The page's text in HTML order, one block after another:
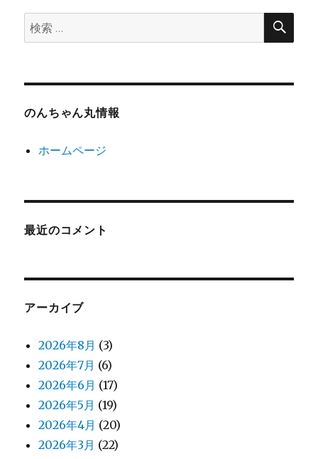
検
索:
検
のんちゃん丸情報
ホームページ
最近のコメント
アーカイブ
2026年8月 (3)
2026年7月 (6)
2026年6月 (17)
2026年5月 (19)
2026年4月 (20)
2026年3月 (22)